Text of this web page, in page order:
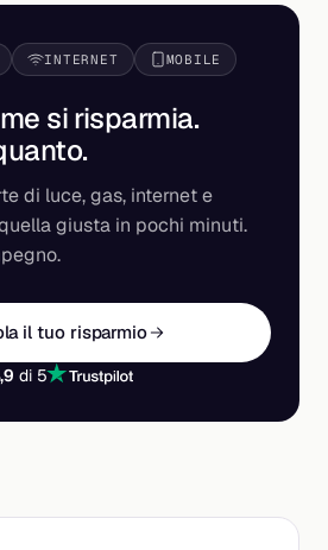
INTERNET MOBILE
si risparmia.
.
di luce, gas, internet e
giusta in pochi minuti.
il tuo risparmio
di 5